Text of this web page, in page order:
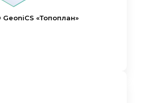
«Топоплан»